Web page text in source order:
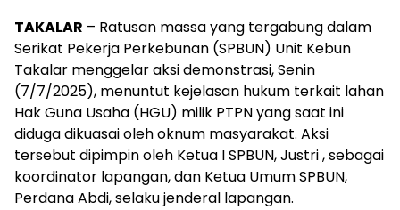
TAKALAR – Ratusan massa yang tergabung dalam
Serikat Pekerja Perkebunan (SPBUN) Unit Kebun
Takalar menggelar aksi demonstrasi, Senin
(7/7/2025), menuntut kejelasan hukum terkait lahan
Hak Guna Usaha (HGU) milik PTPN yang saat ini
diduga dikuasai oleh oknum masyarakat. Aksi
tersebut dipimpin oleh Ketua I SPBUN, Justri , sebagai
koordinator lapangan, dan Ketua Umum SPBUN,
Perdana Abdi, selaku jenderal lapangan.